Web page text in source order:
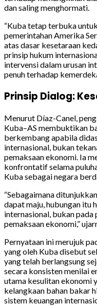
dan saling menghormati.
“Kuba tetap terbuka
pemerintahan Amerika
atas dasar kesetaraan
prinsip hukum
intervensi dalam urusan
penuh terhadap
Prinsip Dialog:
Menurut Díaz-Canel,
Kuba–AS membuktikan
berkembang apabila
internasional, bukan
pemaksaan ekonomi. Ia
konfrontatif selama
Kuba sebagai negara
“Sebagaimana
dapat maju, hubungan itu
internasional, bukan pada
pemaksaan ekonomi,”
Pernyataan ini merujuk
yang oleh Kuba disebut
yang telah berlangsung
secara konsisten menilai
utama kesulitan ekonomi
kelangkaan bahan bakar
sistem keuangan